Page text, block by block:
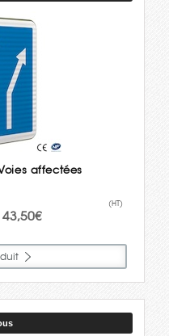
affectées
43,50€
(HT)